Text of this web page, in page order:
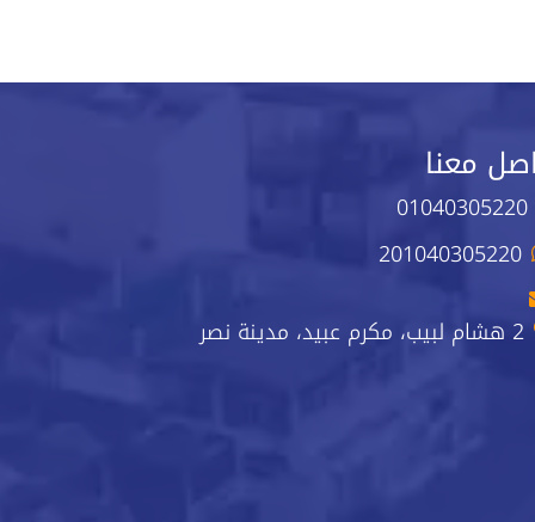
معنا
01040305220
201040305220
2 هشام لبيب، مكرم عبيد، مدينة نصر